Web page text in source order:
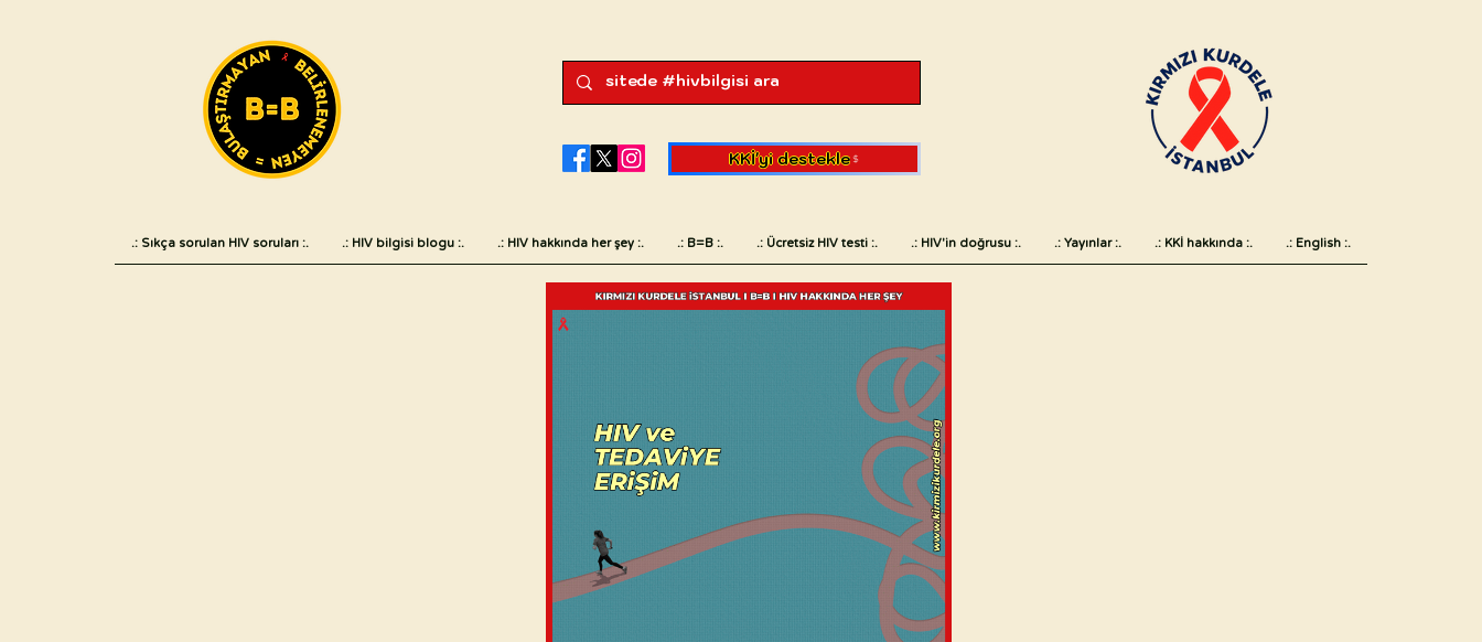
KKİ'yi destekle
.: Sıkça sorulan HIV soruları :. .: HIV bilgisi blogu :. .: HIV hakkında her şey :. .: B=B :. .: Ücretsiz HIV testi :. .: HIV'in doğrusu :. .: Yayınlar :. .: KKİ hakkında :. .: English :.